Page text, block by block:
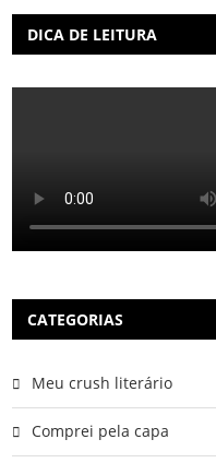
DICA DE LEITURA
CATEGORIAS
Meu crush literário
Comprei pela capa